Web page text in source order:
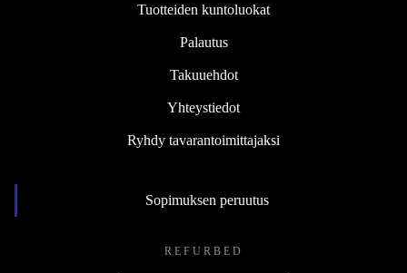
Tuotteiden kuntoluokat
Palautus
Takuuehdot
Yhteystiedot
Ryhdy tavarantoimittajaksi
Sopimuksen peruutus
REFURBED